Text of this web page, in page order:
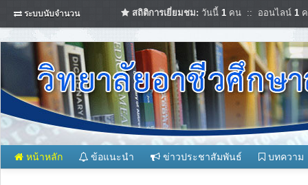
ระบบนับจำนวน สถิติการเยี่ยมชม: วันนี้ 1 คน :: ออนไลน์ 1
หน้าหลัก ข้อแนะนำ ข่าวประชาสัมพันธ์ บทความ